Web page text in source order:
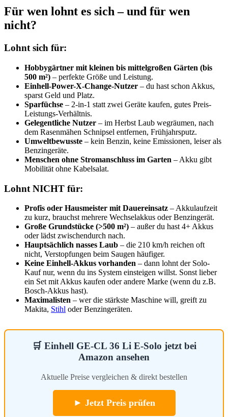
Für wen lohnt es sich – und für wen
nicht?
Lohnt sich für:
Hobbygärtner mit kleinen bis mittelgroßen Gärten (bis
500 m²) – perfekte Größe und Leistung.
Einhell-Power-X-Change-Nutzer – du hast schon Akkus,
sparst Geld und Platz.
Sparfüchse – 2-in-1 statt zwei Geräte kaufen, gutes Preis-
Leistungs-Verhältnis.
Gelegentliche Nutzer – im Herbst Laub wegräumen, nach
dem Rasenmähen Schnipsel entfernen, Frühjahrsputz.
Umweltbewusste – kein Benzin, keine Emissionen, leiser als
Benzingeräte.
Menschen ohne Stromanschluss im Garten – Akku gibt
Mobilität ohne Kabelsalat.
Lohnt NICHT für:
Profis oder Hausmeister mit Dauereinsatz – Akkulaufzeit
zu kurz, brauchst mehrere Wechselakkus oder Benzingerät.
Große Grundstücke (>500 m²) – außer du hast 4+ Akkus
oder lädst zwischendurch nach.
Hauptsächlich nasses Laub – die 210 km/h reichen oft
nicht, Verstopfungen beim Saugen häufiger.
Keine Einhell-Akkus vorhanden – dann lohnt der Solo-
Kauf nur, wenn du ins System einsteigen willst. Sonst lieber
ein Set mit Akkus kaufen oder andere Marke (wenn du z.B.
Bosch-Akkus hast).
Maximalisten – wer die stärkste Maschine will, greift zu
Makita, Stihl oder Benzingeräten.
🛒 Einhell GE-CL 36 Li E-Solo jetzt bei
Amazon ansehen
Aktuelle Preise vergleichen & direkt bestellen
► Jetzt Preis prüfen